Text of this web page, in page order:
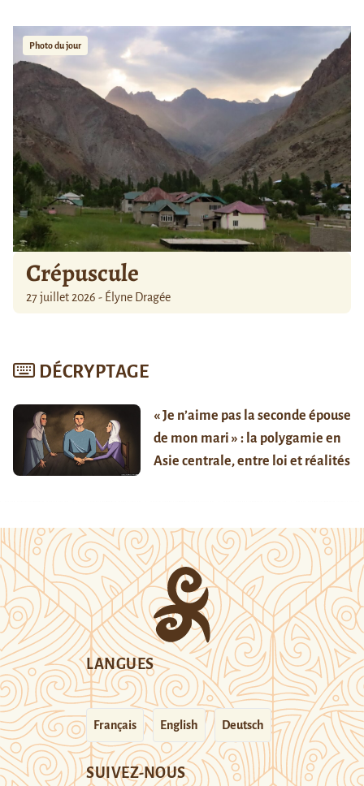
Photo du jour
Crépuscule
27 juillet 2026 - Élyne Dragée
DÉCRYPTAGE
« Je n’aime pas la seconde épouse
de mon mari » : la polygamie en
Asie centrale, entre loi et réalités
LANGUES
Français English Deutsch
SUIVEZ-NOUS